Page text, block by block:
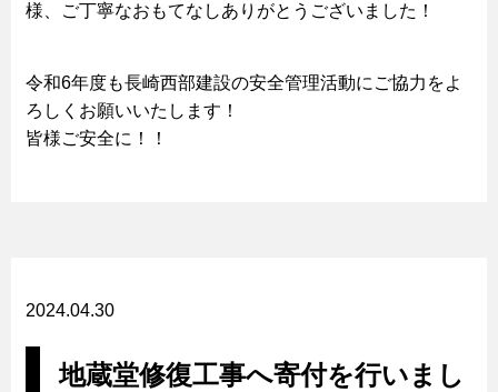
様、ご丁寧なおもてなしありがとうございました！
令和6年度も長崎西部建設の安全管理活動にご協力をよ
ろしくお願いいたします！
皆様ご安全に！！
2024.04.30
地蔵堂修復工事へ寄付を行いまし